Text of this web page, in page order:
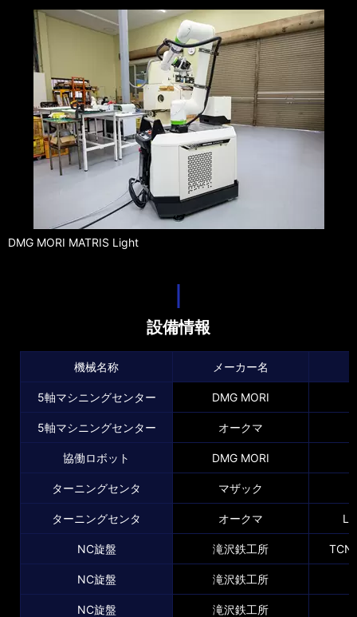
DMG MORI MATRIS Light
設備情報
機械名称 メーカー名
5軸マシニングセンター DMG MORI
5軸マシニングセンター オークマ
協働ロボット DMG MORI
ターニングセンタ マザック
ターニングセンタ オークマ
NC旋盤 滝沢鉄工所
NC旋盤 滝沢鉄工所
NC旋盤 滝沢鉄工所